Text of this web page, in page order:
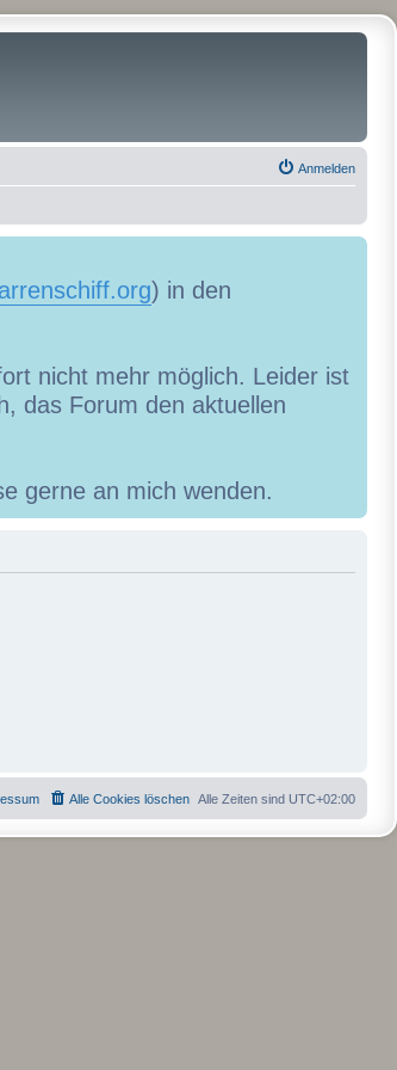
Anmelden
) in den
nicht mehr möglich. Leider ist
das Forum den aktuellen
gerne an mich wenden.
Alle Zeiten sind UTC+02:00
Alle Cookies löschen